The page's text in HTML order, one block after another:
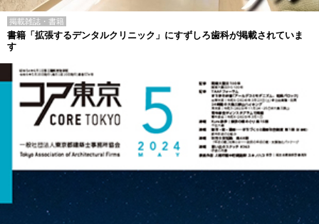
掲載雑誌・書籍
書籍「拡張するデンタルクリニック」にすずしろ歯科が掲載されていま
す